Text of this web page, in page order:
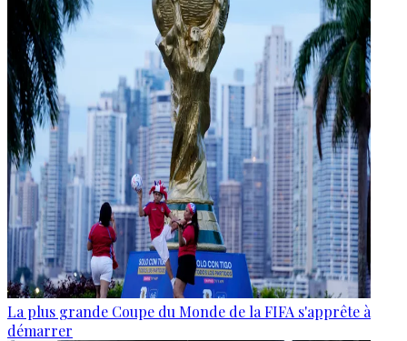
La plus grande Coupe du Monde de la FIFA s'apprête à
démarrer